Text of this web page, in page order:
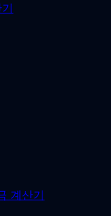
계산기